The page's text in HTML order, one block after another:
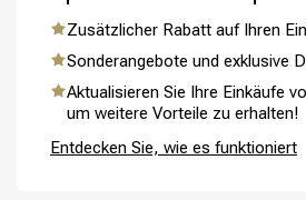
Umformung
Zusätzlicher Rabatt auf Ihren
Sonderangebote und exklusive
Aktualisieren Sie Ihre Einkäufe
um weitere Vorteile zu erhalten!
Entdecken Sie, wie es funktioniert